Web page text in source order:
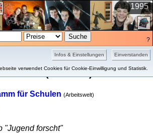
Einverstanden
Infos & Einstellungen
verwendet Cookies für Cookie-Einwilligung und Statistik.
1995
?
1995(2 Treffer)
für Schulen (Arbeitswelt)
"Jugend forscht"
Projekte Schule Wettbewerbe